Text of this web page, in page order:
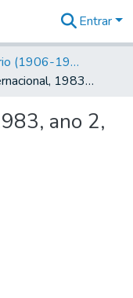
Entrar
Canto Libertário (1906-1995)
Correio Internacional, 1983, ano 2, n 3
ano 2,